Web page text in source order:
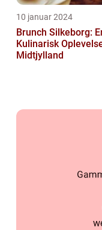
10 januar 2024
Brunch Silkeborg:
Kulinarisk
Midtjylland